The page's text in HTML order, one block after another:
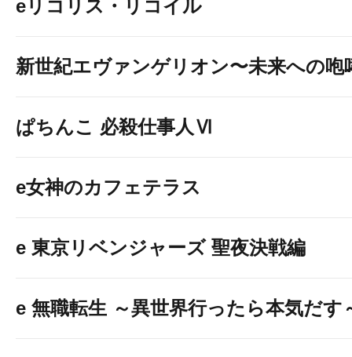
eリコリス・リコイル
新世紀エヴァンゲリオン〜未来への咆
ぱちんこ 必殺仕事人Ⅵ
e女神のカフェテラス
e 東京リベンジャーズ 聖夜決戦編
e 無職転生 ～異世界行ったら本気だす